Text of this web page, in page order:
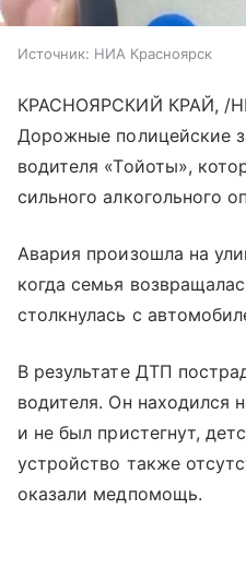
Источник: НИА Красноярск
КРАСНОЯРСКИЙ КРАЙ, /
Дорожные полицейские
водителя «Тойоты»,
сильного алкогольного
Авария произошла на
когда семья
столкнулась с
В результате ДТП
водителя. Он находился
и не был пристегнут,
устройство также
оказали медпомощь.